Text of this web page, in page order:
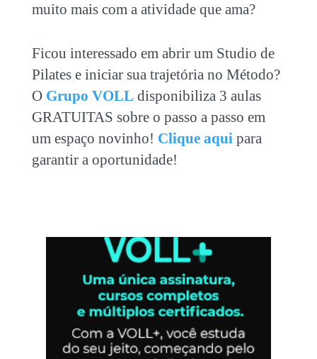
muito mais com a atividade que ama?
Ficou interessado em abrir um Studio de
Pilates e iniciar sua trajetória no Método?
O Grupo VOLL disponibiliza 3 aulas
GRATUITAS sobre o passo a passo em
um espaço novinho! Clique aquipara
garantir a oportunidade!